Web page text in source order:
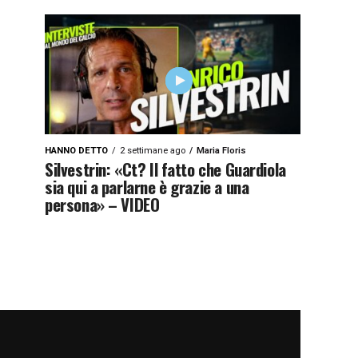
HANNO DETTO 2 settimane ago Maria Floris
Silvestrin: «Ct? Il fatto che Guardiola
sia qui a parlarne è grazie a una
persona» – VIDEO